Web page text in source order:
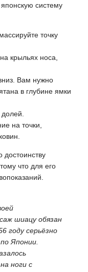
систему
точку
крыльях носа,
Вам нужно
в глубине ямки
на точки,
достоинству
что для его
шиацу обязан
году серьёзно
Японии.
ноги с